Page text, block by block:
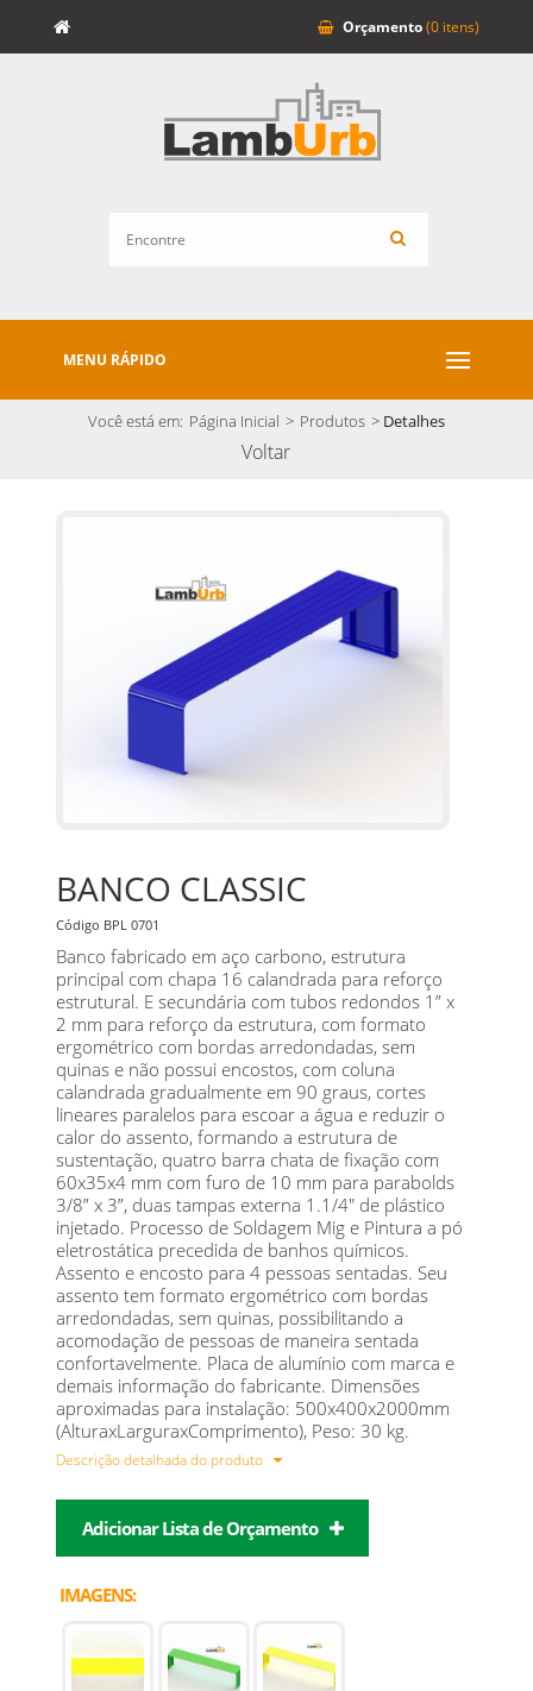
Orçamento(0 itens)
MENU RÁPIDO
Você está em: Página Inicial > Produtos > Detalhes
Voltar
BANCO CLASSIC
Código BPL 0701
Banco fabricado em aço carbono, estrutura
principal com chapa 16 calandrada para reforço
estrutural. E secundária com tubos redondos 1” x
2 mm para reforço da estrutura, com formato
ergométrico com bordas arredondadas, sem
quinas e não possui encostos, com coluna
calandrada gradualmente em 90 graus, cortes
lineares paralelos para escoar a água e reduzir o
calor do assento, formando a estrutura de
sustentação, quatro barra chata de fixação com
60x35x4 mm com furo de 10 mm para parabolds
3/8” x 3”, duas tampas externa 1.1/4" de plástico
injetado. Processo de Soldagem Mig e Pintura a pó
eletrostática precedida de banhos químicos.
Assento e encosto para 4 pessoas sentadas. Seu
assento tem formato ergométrico com bordas
arredondadas, sem quinas, possibilitando a
acomodação de pessoas de maneira sentada
confortavelmente. Placa de alumínio com marca e
demais informação do fabricante. Dimensões
aproximadas para instalação: 500x400x2000mm
(AlturaxLarguraxComprimento), Peso: 30 kg.
Descrição detalhada do produto
Adicionar Lista de Orçamento
IMAGENS: